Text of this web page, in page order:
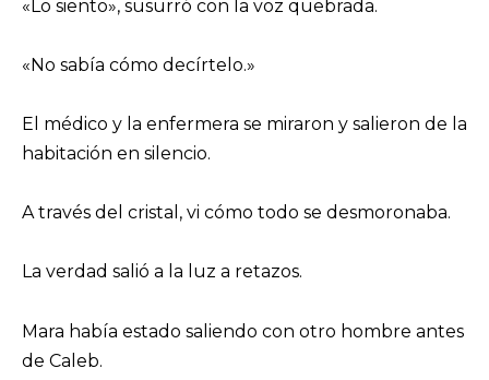
«Lo siento», susurró con la voz quebrada.
«No sabía cómo decírtelo.»
El médico y la enfermera se miraron y salieron de la
habitación en silencio.
A través del cristal, vi cómo todo se desmoronaba.
La verdad salió a la luz a retazos.
Mara había estado saliendo con otro hombre antes
de Caleb.